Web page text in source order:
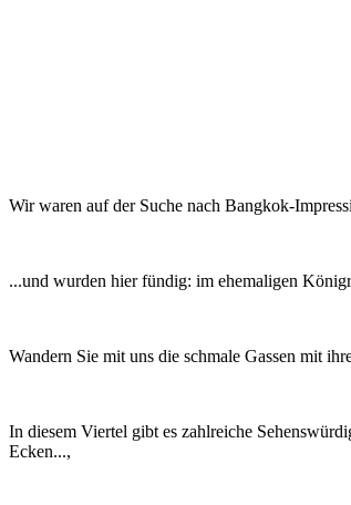
Wir waren auf der Suche nach Bangkok-
...und wurden hier fündig: im ehemaligen
Wandern Sie mit uns die schmale Gassen mit
In diesem Viertel gibt es zahlreiche
Ecken...,